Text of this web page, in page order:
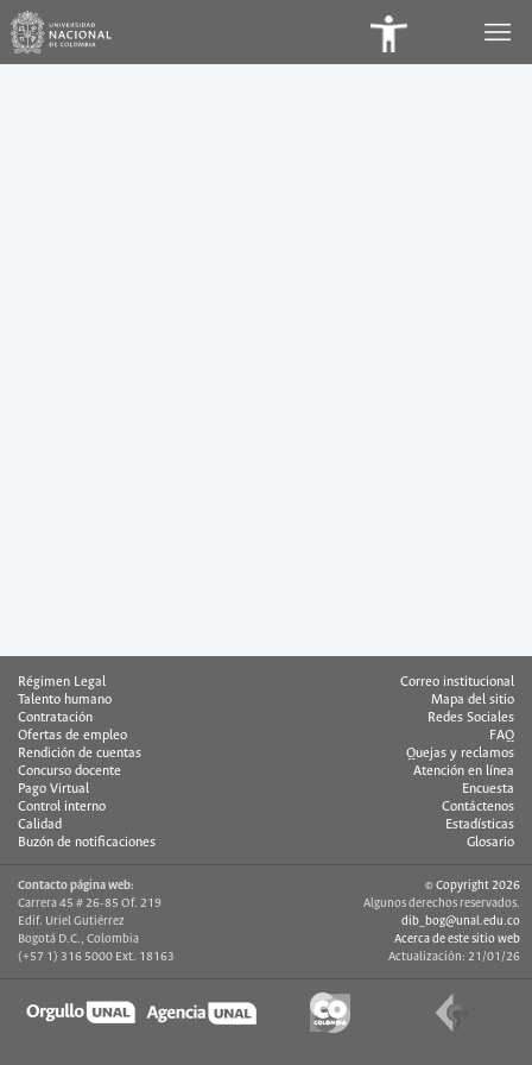
Régimen Legal
Talento humano
Contratación
Ofertas de empleo
Rendición de cuentas
Concurso docente
Pago Virtual
Control interno
Calidad
Buzón de notificaciones
Correo institucional
Mapa del sitio
Redes Sociales
FAQ
Quejas y reclamos
Atención en línea
Encuesta
Contáctenos
Estadísticas
Glosario
Contacto página web:
Carrera 45 # 26-85 Of. 219
Edif. Uriel Gutiérrez
Bogotá D.C., Colombia
(+57 1) 316 5000 Ext. 18163
© Copyright 2026
Algunos derechos reservados.
dib_bog@unal.edu.co
Acerca de este sitio web
Actualización: 21/01/26